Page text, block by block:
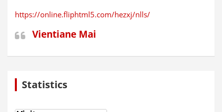
https://online.fliphtml5.com/hezxj/nlls/
Vientiane Mai
Statistics